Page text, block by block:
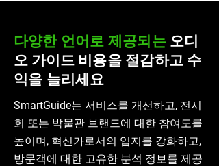
다양한 언어로 제공되는 오디
오 가이드 비용을 절감하고 수
익을 늘리세요
SmartGuide는 서비스를 개선하고, 전시
회 또는 박물관 브랜드에 대한 참여도를
높이며, 혁신가로서의 입지를 강화하고,
방문객에 대한 고유한 분석 정보를 제공